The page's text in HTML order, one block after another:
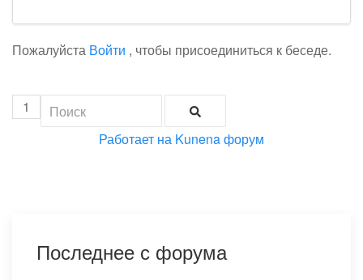
Пожалуйста Войти , чтобы присоединиться к беседе.
1
Работает на Kunena форум
Последнее с форума